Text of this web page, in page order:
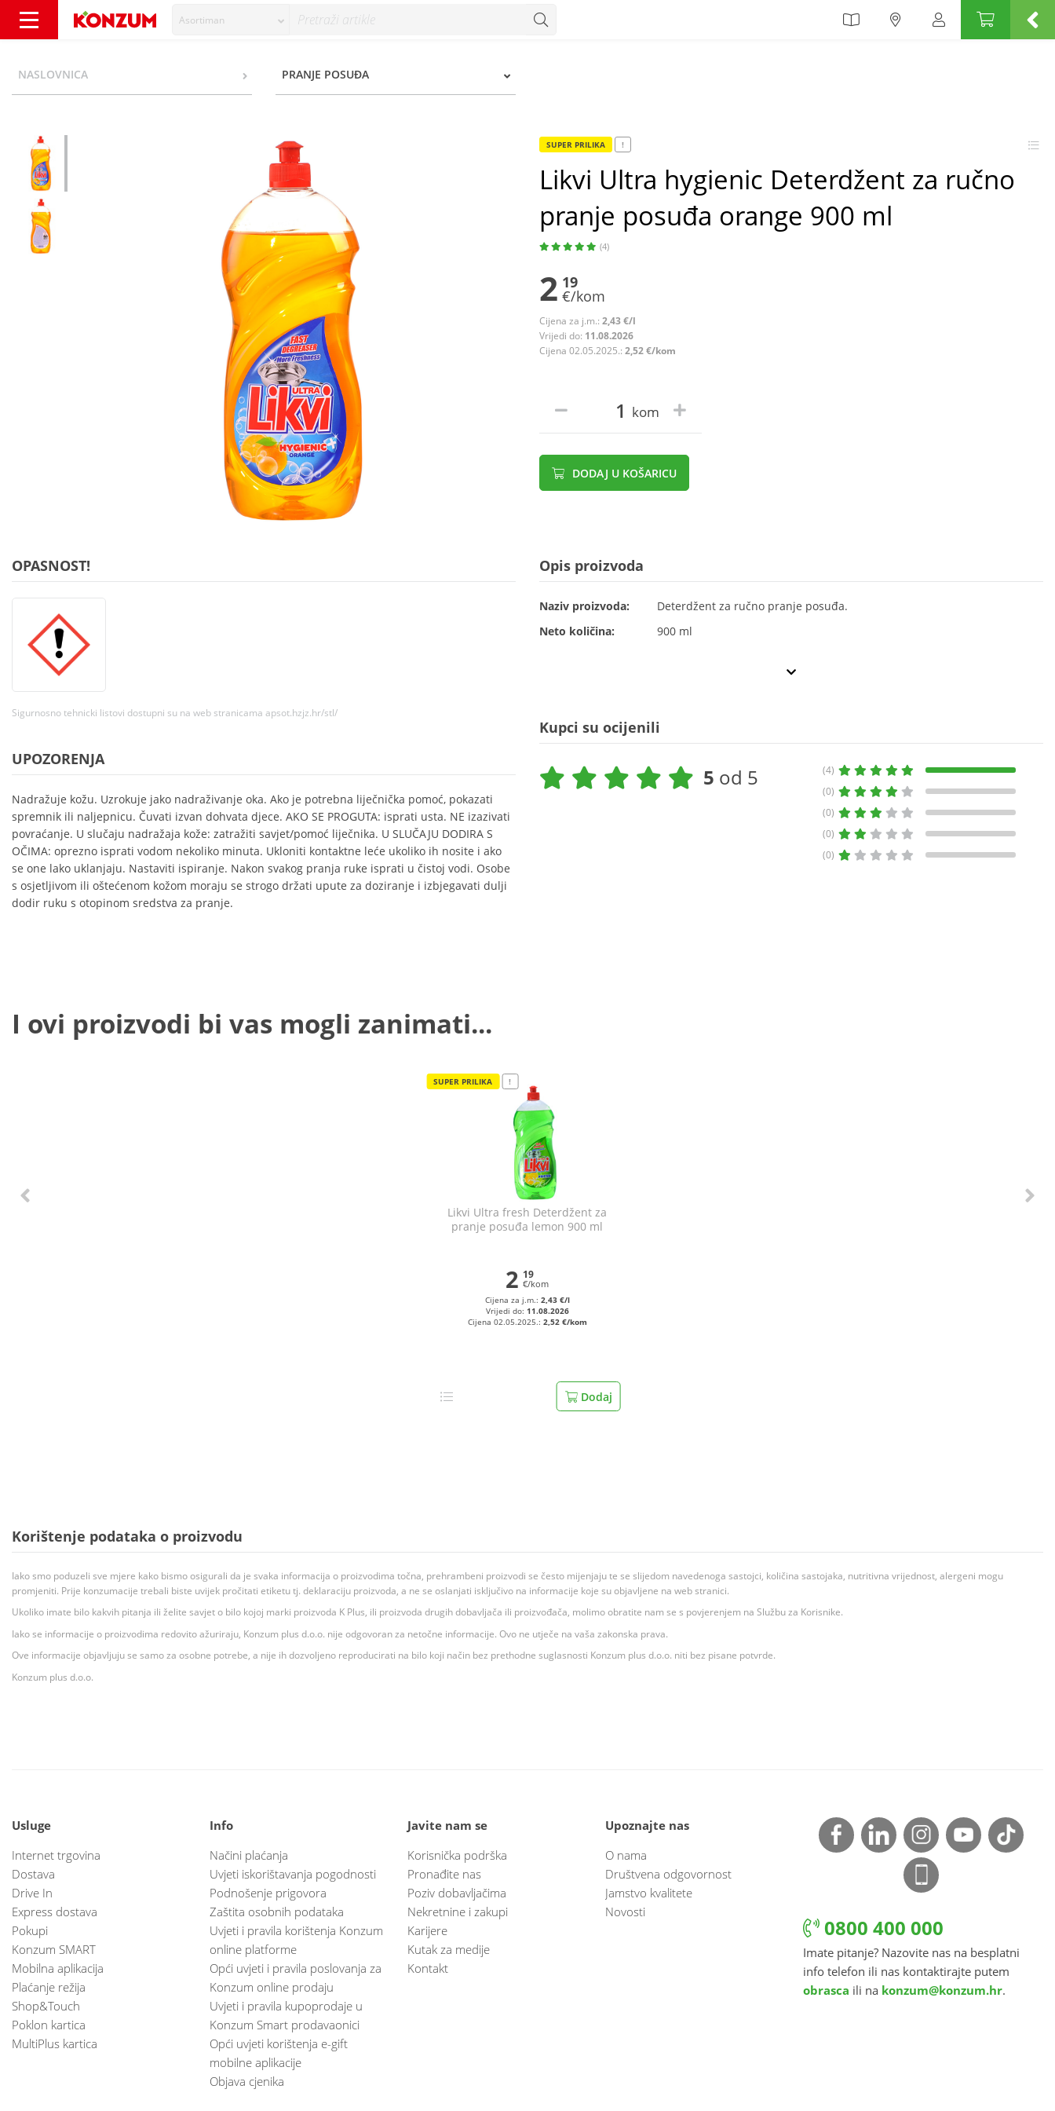
Asortiman
NASLOVNICA PRANJE POSUĐA
SUPER PRILIKA !
Likvi Ultra hygienic Deterdžent za ručno
pranje posuđa orange 900 ml
(4)
2 19
€/kom
Cijena za j.m.: 2,43 €/l
Vrijedi do: 11.08.2026
Cijena 02.05.2025.: 2,52 €/kom
kom
DODAJ U KOŠARICU
OPASNOST!
Sigurnosno tehnicki listovi dostupni su na web stranicama apsot.hzjz.hr/stl/
UPOZORENJA
Nadražuje kožu. Uzrokuje jako nadraživanje oka. Ako je potrebna liječnička pomoć, pokazati
spremnik ili naljepnicu. Čuvati izvan dohvata djece. AKO SE PROGUTA: isprati usta. NE izazivati
povraćanje. U slučaju nadražaja kože: zatražiti savjet/pomoć liječnika. U SLUČAJU DODIRA S
OČIMA: oprezno isprati vodom nekoliko minuta. Ukloniti kontaktne leće ukoliko ih nosite i ako
se one lako uklanjaju. Nastaviti ispiranje. Nakon svakog pranja ruke isprati u čistoj vodi. Osobe
s osjetljivom ili oštećenom kožom moraju se strogo držati upute za doziranje i izbjegavati dulji
dodir ruku s otopinom sredstva za pranje.
Opis proizvoda
Naziv proizvoda:
Deterdžent za ručno pranje posuđa.
Neto količina:
900 ml
Kupci su ocijenili
5 od 5
(4)
(0)
(0)
(0)
(0)
I ovi proizvodi bi vas mogli zanimati...
SUPER PRILIKA !
Likvi Ultra fresh Deterdžent za
pranje posuđa lemon 900 ml
2 19
€/kom
Cijena za j.m.: 2,43 €/l
Vrijedi do: 11.08.2026
Cijena 02.05.2025.: 2,52 €/kom
Dodaj
Korištenje podataka o proizvodu
Iako smo poduzeli sve mjere kako bismo osigurali da je svaka informacija o proizvodima točna, prehrambeni proizvodi se često mijenjaju te se slijedom navedenoga sastojci, količina sastojaka, nutritivna vrijednost, alergeni mogu
promjeniti. Prije konzumacije trebali biste uvijek pročitati etiketu tj. deklaraciju proizvoda, a ne se oslanjati isključivo na informacije koje su objavljene na web stranici.
Ukoliko imate bilo kakvih pitanja ili želite savjet o bilo kojoj marki proizvoda K Plus, ili proizvoda drugih dobavljača ili proizvođača, molimo obratite nam se s povjerenjem na Službu za Korisnike.
Iako se informacije o proizvodima redovito ažuriraju, Konzum plus d.o.o. nije odgovoran za netočne informacije. Ovo ne utječe na vaša zakonska prava.
Ove informacije objavljuju se samo za osobne potrebe, a nije ih dozvoljeno reproducirati na bilo koji način bez prethodne suglasnosti Konzum plus d.o.o. niti bez pisane potvrde.
Konzum plus d.o.o.
Usluge
Internet trgovina
Dostava
Drive In
Express dostava
Pokupi
Konzum SMART
Mobilna aplikacija
Plaćanje režija
Shop&Touch
Poklon kartica
MultiPlus kartica
Info
Načini plaćanja
Uvjeti iskorištavanja pogodnosti
Podnošenje prigovora
Zaštita osobnih podataka
Uvjeti i pravila korištenja Konzum
online platforme
Opći uvjeti i pravila poslovanja za
Konzum online prodaju
Uvjeti i pravila kupoprodaje u
Konzum Smart prodavaonici
Opći uvjeti korištenja e-gift
mobilne aplikacije
Objava cjenika
Javite nam se
Korisnička podrška
Pronađite nas
Poziv dobavljačima
Nekretnine i zakupi
Karijere
Kutak za medije
Kontakt
Upoznajte nas
O nama
Društvena odgovornost
Jamstvo kvalitete
Novosti
0800 400 000
Imate pitanje? Nazovite nas na besplatni
info telefon ili nas kontaktirajte putem
obrasca ili na konzum@konzum.hr.